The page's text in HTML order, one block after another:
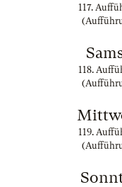
117.
118.
119.